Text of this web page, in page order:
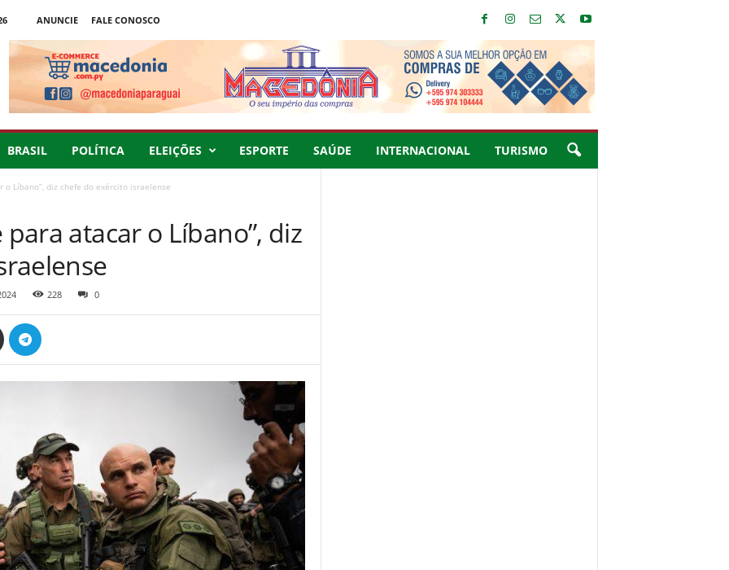
ANUNCIE
FALE CONOSCO
BRASIL POLÍTICA ELEIÇÕES ESPORTE SAÚDE INTERNACIONAL TURISMO
Líbano”, diz chefe do exército israelense
atacar o Líbano”, diz
228 0